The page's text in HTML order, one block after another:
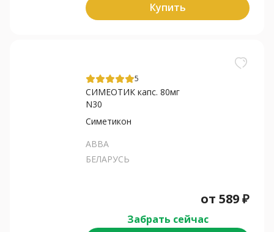
Купить
5
СИМЕОТИК капс. 80мг
N30
Симетикон
АВВА
БЕЛАРУСЬ
от 589₽
Забрать сейчас